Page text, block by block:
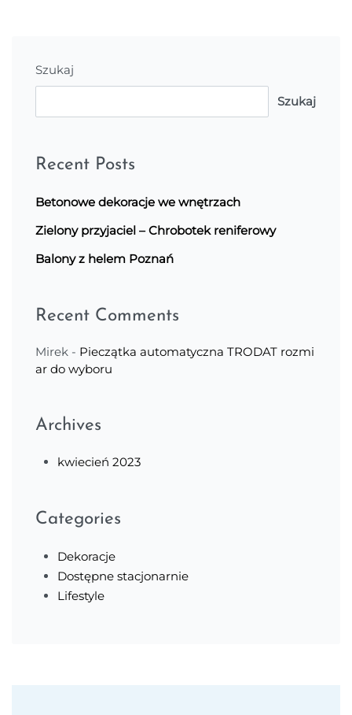
Szukaj
Szukaj
Recent Posts
Betonowe dekoracje we wnętrzach
Zielony przyjaciel – Chrobotek reniferowy
Balony z helem Poznań
Recent Comments
Mirek - Pieczątka automatyczna TRODAT rozmi
ar do wyboru
Archives
kwiecień 2023
Categories
Dekoracje
Dostępne stacjonarnie
Lifestyle